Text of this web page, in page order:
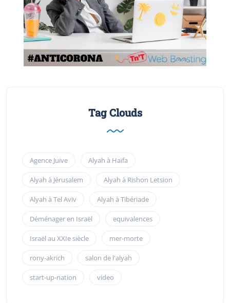
Tag Clouds
Agence Juive Alyah à Haïfa
Alyah à Jérusalem Alyah à Rishon Letsion
Alyah à Tel Aviv Alyah à Tibériade
Déménager en Israël equivalences
Israël au XXIe siècle mer-morte
rony-akrich salon de l'alyah
start-up-nation video